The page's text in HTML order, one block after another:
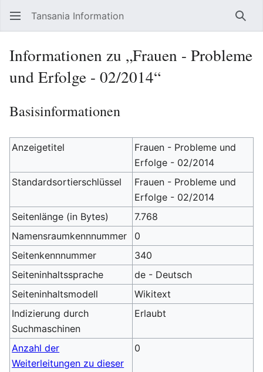
Tansania Information
Informationen zu „Frauen - Probleme
und Erfolge - 02/2014“
Basisinformationen
Anzeigetitel
Frauen - Probleme und
Erfolge - 02/2014
Standardsortierschlüssel
Frauen - Probleme und
Erfolge - 02/2014
Seitenlänge (in Bytes)
7.768
Namensraumkennnummer
0
Seitenkennnummer
340
Seiteninhaltssprache
de - Deutsch
Seiteninhaltsmodell
Wikitext
Indizierung durch
Suchmaschinen
Erlaubt
Anzahl der
Weiterleitungen zu dieser
0